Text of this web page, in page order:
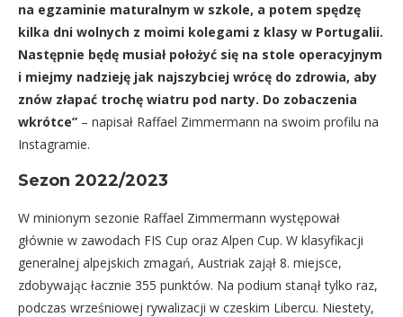
na egzaminie maturalnym w szkole, a potem spędzę
kilka dni wolnych z moimi kolegami z klasy w Portugalii.
Następnie będę musiał położyć się na stole operacyjnym
i miejmy nadzieję jak najszybciej wrócę do zdrowia, aby
znów złapać trochę wiatru pod narty. Do zobaczenia
wkrótce” – napisał Raffael Zimmermann na swoim profilu na
Instagramie.
Sezon 2022/2023
W minionym sezonie Raffael Zimmermann występował
głównie w zawodach FIS Cup oraz Alpen Cup. W klasyfikacji
generalnej alpejskich zmagań, Austriak zajął 8. miejsce,
zdobywając łacznie 355 punktów. Na podium stanął tylko raz,
podczas wrześniowej rywalizacji w czeskim Libercu. Niestety,